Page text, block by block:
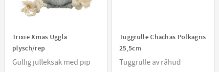
Trixie Xmas Uggla
plysch/rep
Gullig julleksak med pip
Tuggrulle Chachas Polkagris
25,5cm
Tuggrulle av råhud